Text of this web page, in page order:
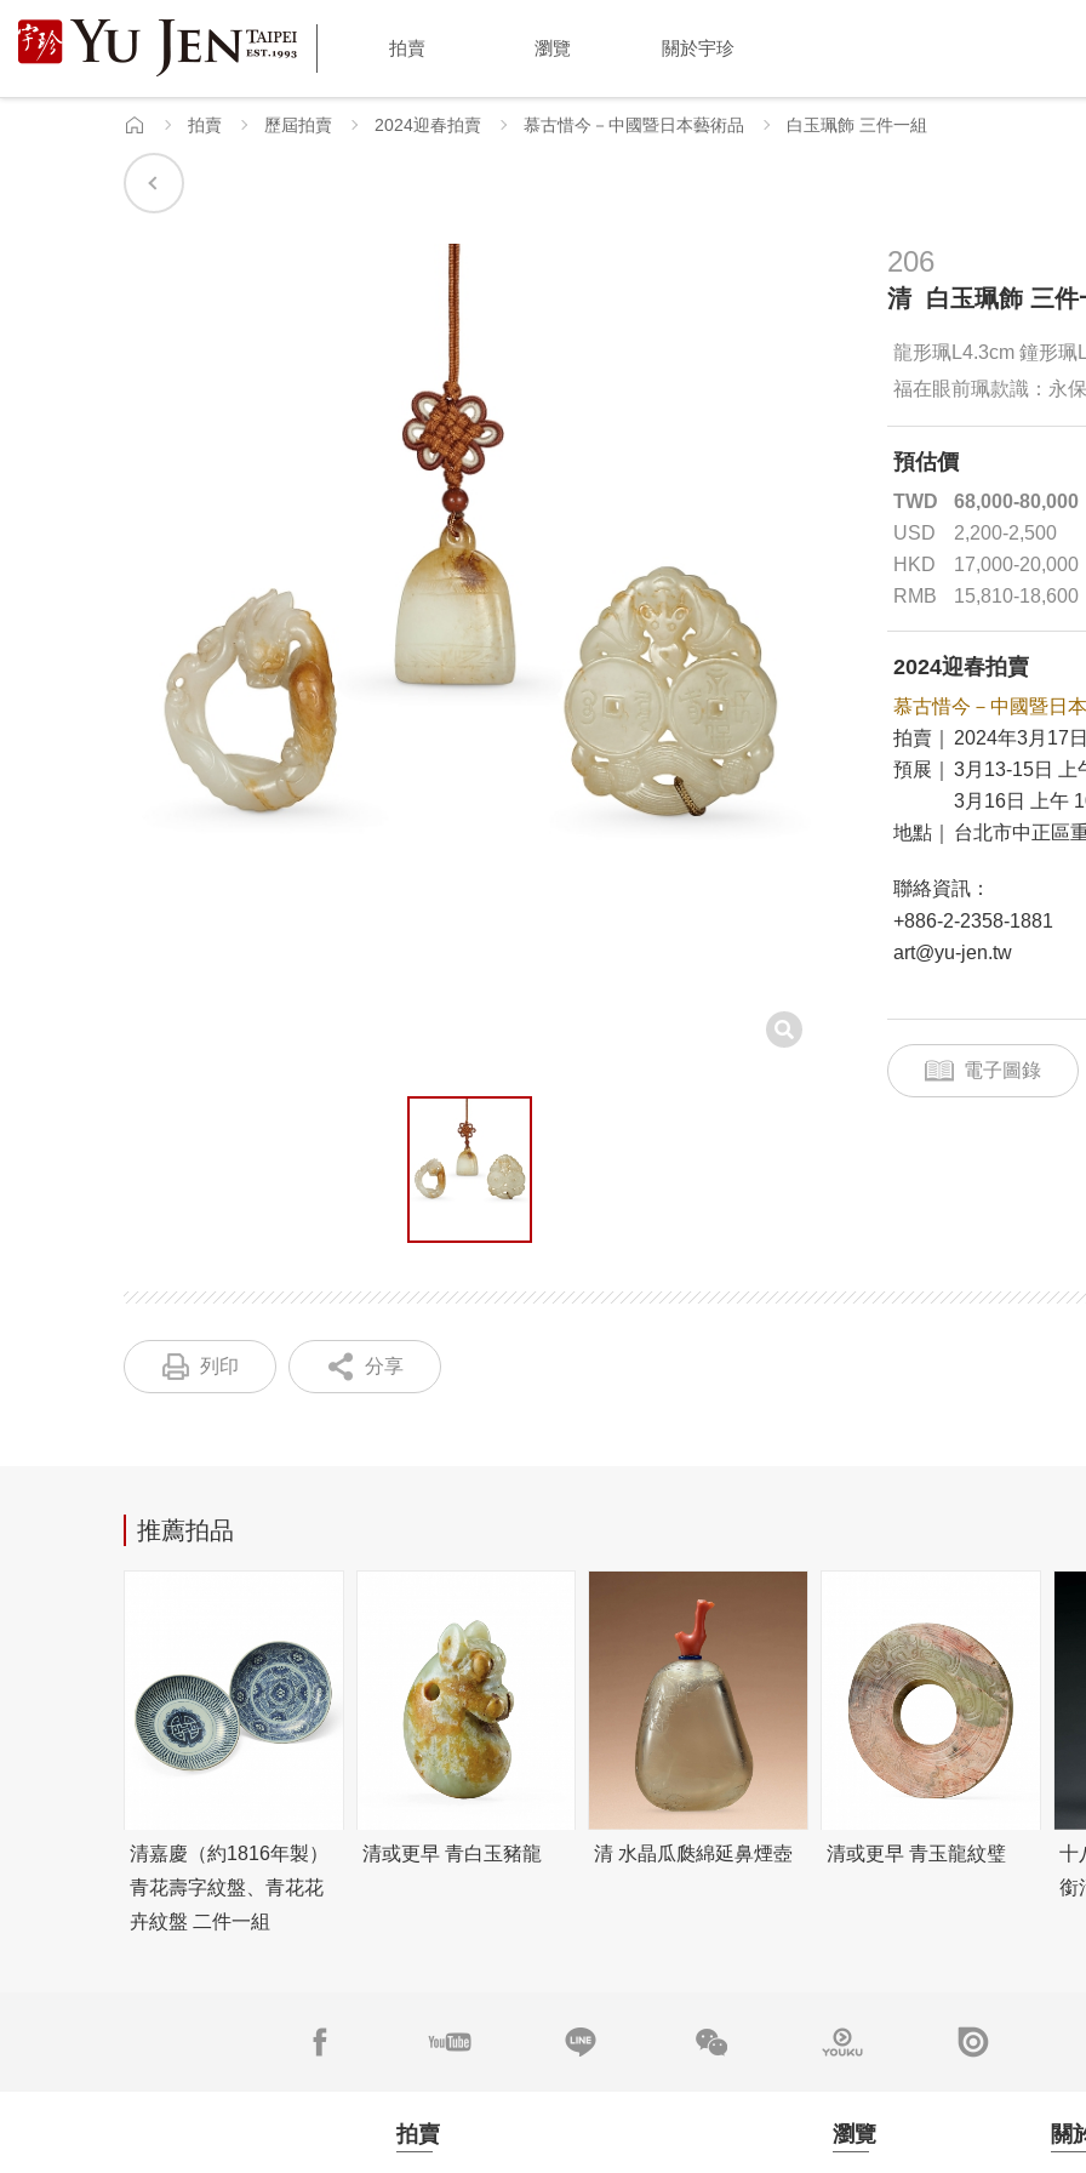
宇
珍
拍賣 瀏覽 關於宇珍
首
頁
拍賣 歷屆拍賣 2024迎春拍賣 慕古惜今－中國暨日本藝術品 白玉珮飾 三件一組
206
清 白玉珮飾 三件
龍形珮L4.3cm 鐘形珮
福在眼前珮款識：永
預估價
TWD
68,000-80,000
USD
2,200-2,500
HKD
17,000-20,000
RMB
15,810-18,600
2024迎春拍賣
慕古惜今－中國暨日
拍賣｜
2024年3月17
預展｜
3月13-15日 上
3月16日 上午
地點｜
台北市中正區
聯絡資訊：
+886-2-2358-1881
art@yu-jen.tw
電子圖錄
列印 分享
推薦拍品
清嘉慶（約1816年製）
青花壽字紋盤、青花花
卉紋盤 二件一組
清或更早 青白玉豬龍 清 水晶瓜瓞綿延鼻煙壺 清或更早 青玉龍紋璧
十
銜
拍賣 瀏覽 關